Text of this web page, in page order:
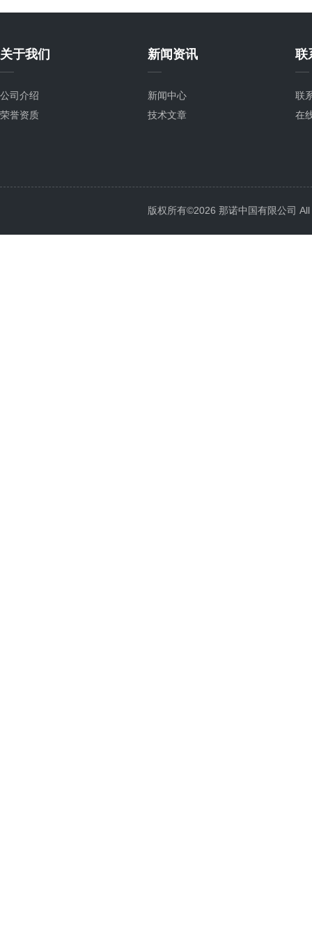
关于我们
公司介绍
荣誉资质
新闻资讯
新闻中心
技术文章
联
联
在
版权所有©2026 那诺中国有限公司